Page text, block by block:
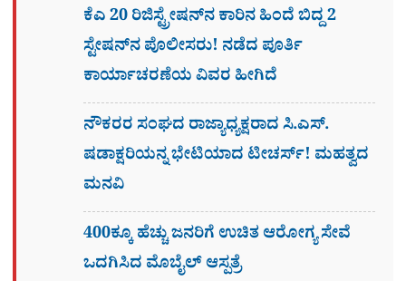
ಕೆಎ 20 ರಿಜಿಸ್ಟ್ರೇಷನ್​ನ ಕಾರಿನ ಹಿಂದೆ ಬಿದ್ದ 2
ಸ್ಟೇಷನ್​ನ ಪೊಲೀಸರು! ನಡೆದ ಪೂರ್ತಿ
ಕಾರ್ಯಾಚರಣೆಯ ವಿವರ ಹೀಗಿದೆ
ನೌಕರರ ಸಂಘದ ರಾಜ್ಯಾಧ್ಯಕ್ಷರಾದ ಸಿ.ಎಸ್.
ಷಡಾಕ್ಷರಿಯನ್ನ ಭೇಟಿಯಾದ ಟೀಚರ್ಸ್​! ಮಹತ್ವದ
ಮನವಿ
400ಕ್ಕೂ ಹೆಚ್ಚು ಜನರಿಗೆ ಉಚಿತ ಆರೋಗ್ಯ ಸೇವೆ
ಒದಗಿಸಿದ ಮೊಬೈಲ್ ಆಸ್ಪತ್ರೆ